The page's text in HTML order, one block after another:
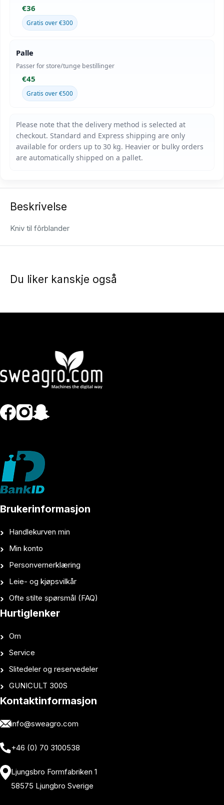
€36
Gratis over €300
Palle
Passer for store/tunge bestillinger
€45
Gratis over €500
Beskrivelse
Kniv til fôrblander
Du liker kanskje også
Brukerinformasjon
Handlekurven min
Min konto
Personvernerklæring
Leie- og kjøpsvilkår
Ofte stilte spørsmål (FAQ)
Hurtiglenker
Om
Service
Slitedeler og reservedeler
GUNICULT 300S
Kontaktinformasjon
info@sweagro.com
+46 (0) 70 3100538
Ljungsbro Formfabriken 1
58575 Ljungbro Sverige